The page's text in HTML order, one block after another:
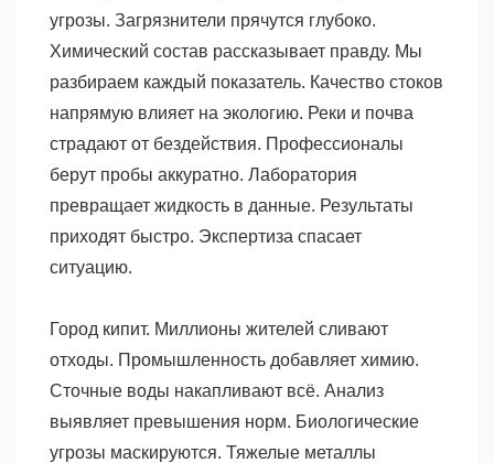
угрозы. Загрязнители прячутся глубоко.
Химический состав рассказывает правду. Мы
разбираем каждый показатель. Качество стоков
напрямую влияет на экологию. Реки и почва
страдают от бездействия. Профессионалы
берут пробы аккуратно. Лаборатория
превращает жидкость в данные. Результаты
приходят быстро. Экспертиза спасает
ситуацию.
Город кипит. Миллионы жителей сливают
отходы. Промышленность добавляет химию.
Сточные воды накапливают всё. Анализ
выявляет превышения норм. Биологические
угрозы маскируются. Тяжелые металлы